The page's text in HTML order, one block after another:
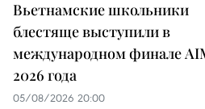
Вьетнамские школьники
блестяще выступили в
международном финале
2026 года
05/08/2026 20:00